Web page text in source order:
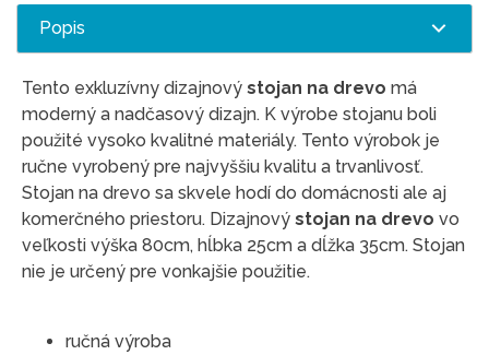
Popis
Tento exkluzívny dizajnový stojan na drevo má
moderný a nadčasový dizajn. K výrobe stojanu boli
použité vysoko kvalitné materiály. Tento výrobok je
ručne vyrobený pre najvyššiu kvalitu a trvanlivosť.
Stojan na drevo sa skvele hodí do domácnosti ale aj
komerčného priestoru. Dizajnový stojan na drevo vo
veľkosti výška 80cm, hĺbka 25cm a dĺžka 35cm. Stojan
nie je určený pre vonkajšie použitie.
ručná výroba